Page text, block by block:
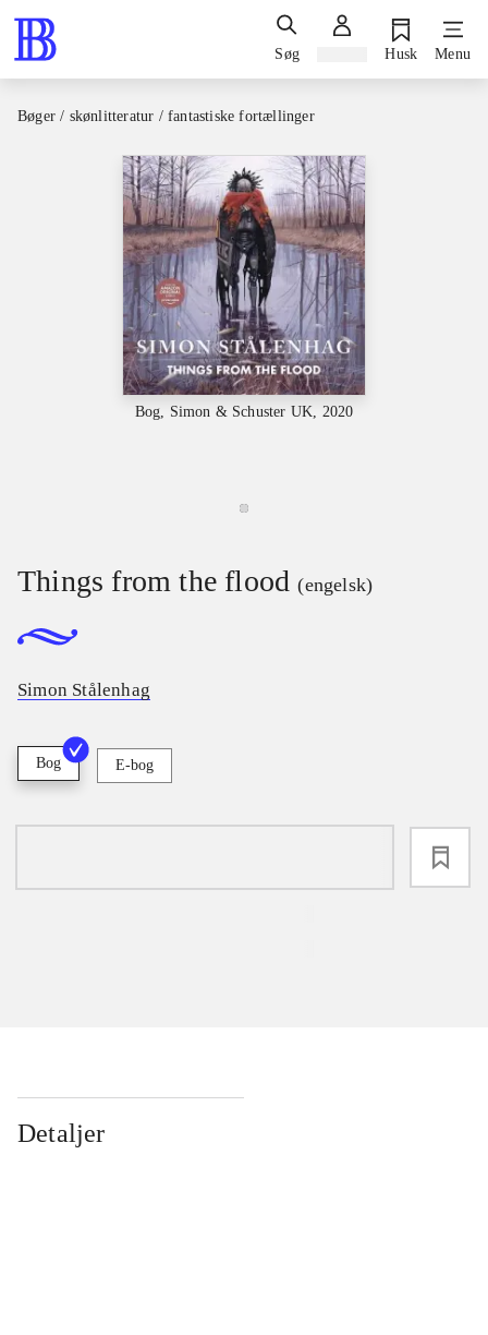
Søg Husk Menu
Bøger / skønlitteratur / fantastiske fortællinger
Bog, Simon & Schuster UK, 2020
Things from the flood (engelsk)
Simon Stålenhag
Bog E-bog
Detaljer